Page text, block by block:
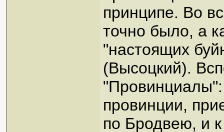
принципе. Во
точно было, а
"настоящих
(Высоцкий).
"Провинциалы":
провинции,
по Бродвею, и